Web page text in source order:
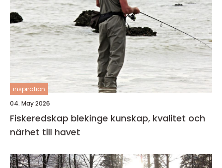
inspiration
04. May 2026
Fiskeredskap blekinge kunskap, kvalitet och
närhet till havet